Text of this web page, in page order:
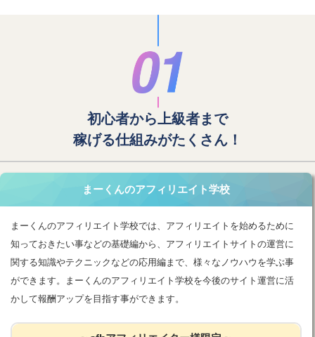
初心者から上級者まで
稼げる仕組みがたくさん！
まーくんのアフィリエイト学校
まーくんのアフィリエイト学校では、アフィリエイトを始めるために
知っておきたい事などの基礎編から、アフィリエイトサイトの運営に
関する知識やテクニックなどの応用編まで、様々なノウハウを学ぶ事
ができます。まーくんのアフィリエイト学校を今後のサイト運営に活
かして報酬アップを目指す事ができます。